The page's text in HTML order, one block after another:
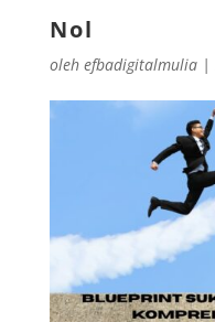
Nol
oleh efbadigitalmulia|